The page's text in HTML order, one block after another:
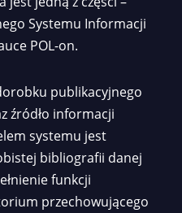
Systemu Informacji
POL-on.
publikacyjnego
źródło informacji
systemu jest
bibliografii danej
funkcji
przechowującego